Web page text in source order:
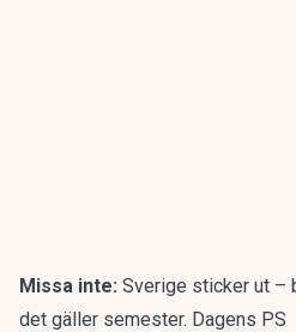
Missa inte: Sverige sticker ut –
det gäller semester. Dagens PS